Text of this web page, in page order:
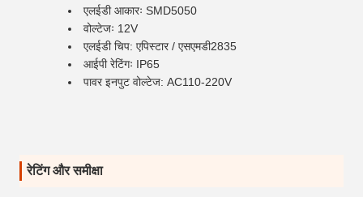
एलईडी आकारः SMD5050
वोल्टेजः 12V
एलईडी चिप: एपिस्टार / एसएमडी2835
आईपी रेटिंगः IP65
पावर इनपुट वोल्टेज: AC110-220V
रेटिंग और समीक्षा